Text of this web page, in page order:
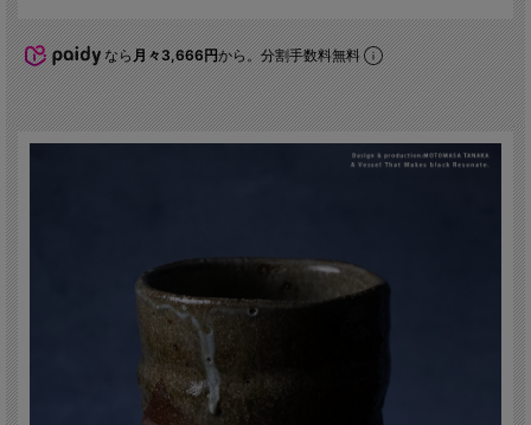
なら月々3,666円から。分割手数料無料